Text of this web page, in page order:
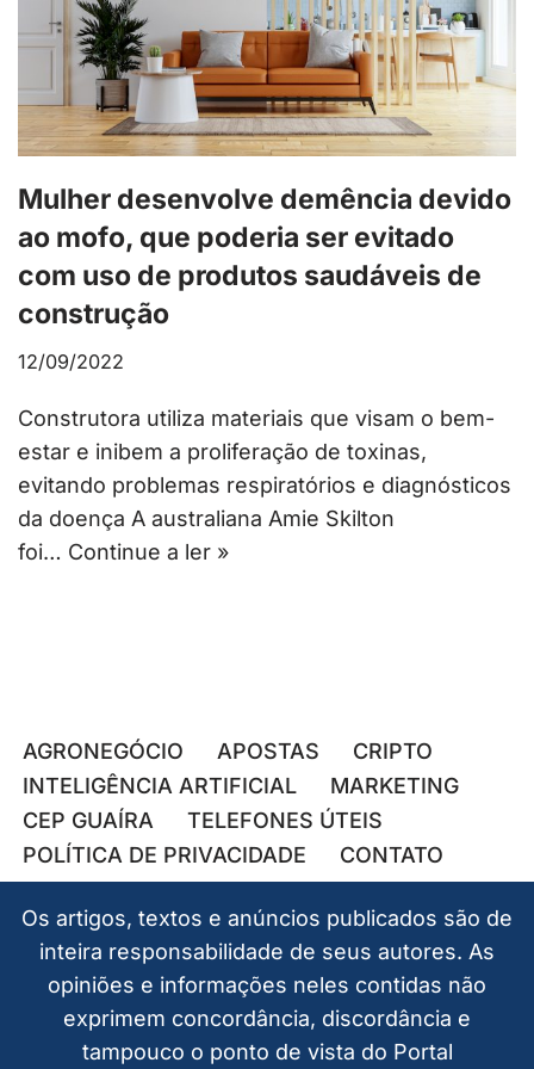
Mulher desenvolve demência devido
ao mofo, que poderia ser evitado
com uso de produtos saudáveis de
construção
12/09/2022
Construtora utiliza materiais que visam o bem-
estar e inibem a proliferação de toxinas,
evitando problemas respiratórios e diagnósticos
da doença A australiana Amie Skilton
foi… Continue a ler »
AGRONEGÓCIO APOSTAS
CRIPTO
INTELIGÊNCIA ARTIFICIAL
MARKETING
CEP GUAÍRA
TELEFONES ÚTEIS
POLÍTICA DE PRIVACIDADE
CONTATO
Os artigos, textos e anúncios publicados são de
inteira responsabilidade de seus autores. As
opiniões e informações neles contidas não
exprimem concordância, discordância e
tampouco o ponto de vista do Portal